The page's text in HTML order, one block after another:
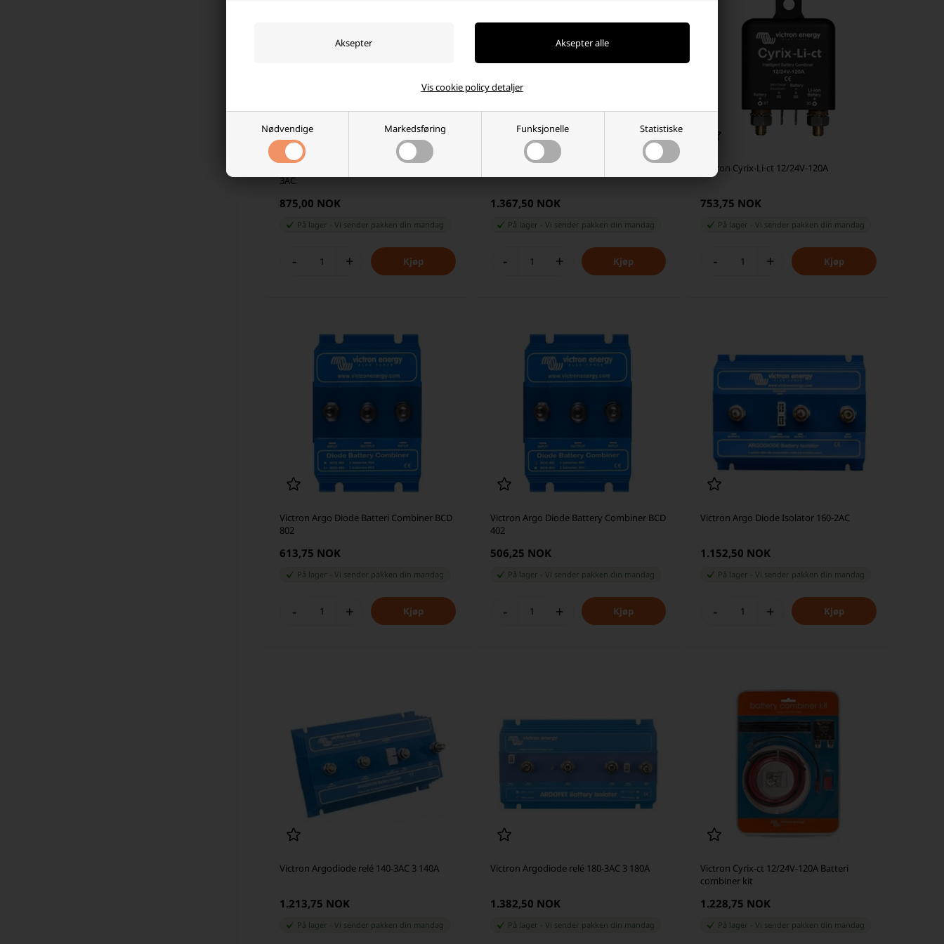
Nødvendige Markedsføring Funksjonelle Statistiske
Vis cookie policy detaljer
3AC
875,00 NOK
På lager -Vi sender pakken din mandag
- +
1.367,50 NOK
På lager Vi sender pakken din mandag
- +
Victron Cyrix-Li-ct 12/24V-120A
753,75 NOK
På lager -Vi sender pakken din mandag
- +
Victron Argo Diode Batteri Combiner BCD
802
613,75 NOK
På lager -Vi sender pakken din mandag
- +
Victron Argo Diode Battery Combiner BCD
402
506,25 NOK
På lager Vi sender pakken din mandag
- +
Victron Argo Diode Isolator 160-2AC
1.152,50 NOK
På lager -Vi sender pakken din mandag
- +
Victron Argodiode relé 140-3AC 3 140A
1.213,75 NOK
På lager -Vi sender pakken din mandag
Victron Argodiode relé 180-3AC 3 180A
1.382,50 NOK
På lager Vi sender pakken din mandag
Victron Cyrix-ct 12/24V-120A Batteri
combiner kit
1.228,75 NOK
På lager -Vi sender pakken din mandag